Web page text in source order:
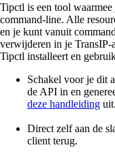
Tipctl is een tool
command-line. Alle
en je kunt vanuit
verwijderen in je
Tipctl installeert en
Schakel voor je dit
de API in en
deze handleiding uit.
Direct zelf aan de
client terug.